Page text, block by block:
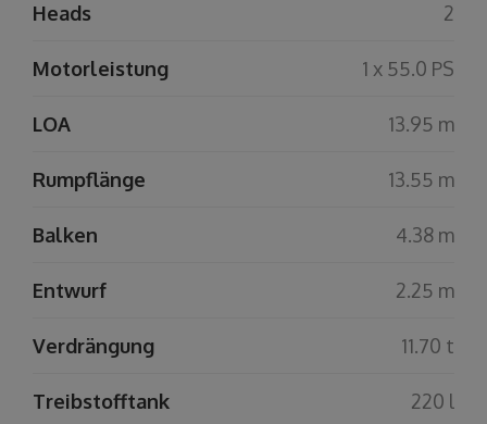
Heads 2
Motorleistung 1 x 55.0 PS
LOA 13.95 m
Rumpflänge 13.55 m
Balken 4.38 m
Entwurf 2.25 m
Verdrängung 11.70 t
Treibstofftank 220 l